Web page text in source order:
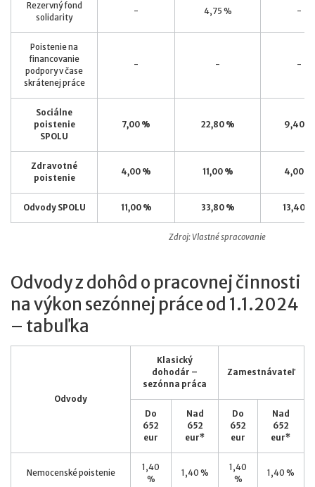
Zdroj: Vlastné spracovanie
Rezervný fond
solidarity
- 4,75 % -
Poistenie na
financovanie
podpory v čase
skrátenej práce
- - -
Sociálne
poistenie
SPOLU
7,00 % 22,80 % 9,40 %
Zdravotné
poistenie
4,00 % 11,00 % 4,00 %
Odvody SPOLU 11,00 % 33,80 % 13,40 %
Odvody z dohôd o pracovnej činnosti
na výkon sezónnej práce od 1.1.2024
– tabuľka
Odvody
Klasický
dohodár –
sezónna práca
Zamestnávateľ
Do
652
eur
Nad
652
eur*
Do
652
eur
Nad
652
eur*
Nemocenské poistenie
1,40
%
1,40 %
1,40
%
1,40 %